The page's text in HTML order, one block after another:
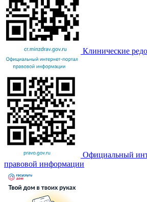
Клинические
Официальный
правовой информации